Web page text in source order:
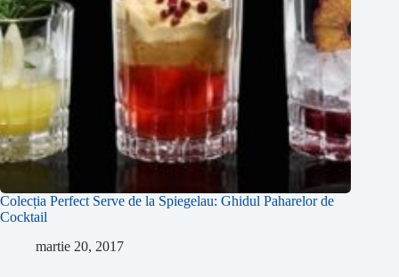
Colecția Perfect Serve de la Spiegelau: Ghidul Paharelor de
Cocktail
martie 20, 2017